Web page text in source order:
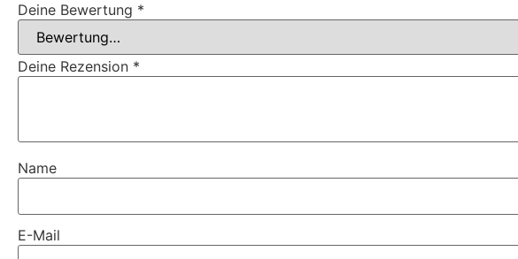
Deine Bewertung *
Deine Rezension *
Name
E-Mail